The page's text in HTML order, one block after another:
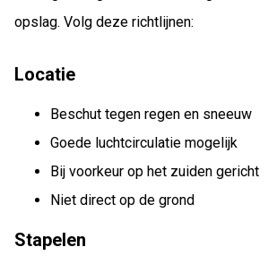
opslag. Volg deze richtlijnen:
Locatie
Beschut tegen regen en sneeuw
Goede luchtcirculatie mogelijk
Bij voorkeur op het zuiden gericht
Niet direct op de grond
Stapelen